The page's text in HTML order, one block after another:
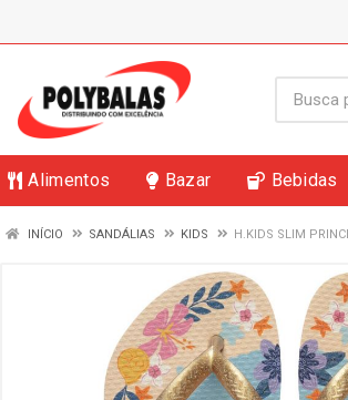
Alimentos Bazar Bebidas
INÍCIO SANDÁLIAS KIDS H.KIDS SLIM